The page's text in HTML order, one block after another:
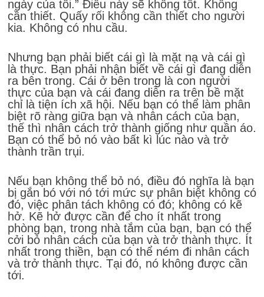
ngày của tôi.” Điều này sẽ không tốt. Không
cần thiết. Quấy rối không cần thiết cho người
kia. Không có nhu cầu.
Nhưng bạn phải biết cái gì là mặt nạ và cái gì
là thực. Bạn phải nhận biết về cái gì đang diễn
ra bên trong. Cái ở bên trong là con người
thực của bạn và cái đang diễn ra trên bề mặt
chỉ là tiện ích xã hội. Nếu bạn có thể làm phân
biệt rõ ràng giữa bạn và nhân cách của bạn,
thế thì nhân cách trở thành giống như quần áo.
Bạn có thể bỏ nó vào bất kì lúc nào và trở
thành trần trụi.
Nếu bạn không thể bỏ nó, điều đó nghĩa là bạn
bị gắn bó với nó tới mức sự phân biệt không có
đó, việc phân tách không có đó; không có kẽ
hở. Kẽ hở được cần để cho ít nhất trong
phòng bạn, trong nhà tắm của bạn, bạn có thể
cởi bỏ nhân cách của bạn và trở thành thực. Ít
nhất trong thiền, bạn có thể ném đi nhân cách
và trở thành thực. Tại đó, nó không được cần
tới.